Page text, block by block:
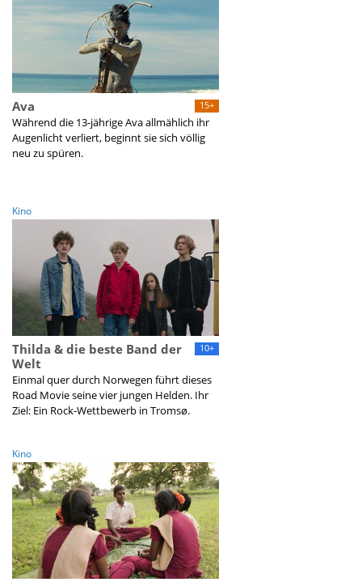
15+
Ava
Während die 13-jährige Ava allmählich ihr
Augenlicht verliert, beginnt sie sich völlig
neu zu spüren.
Kino
10+
Thilda & die beste Band der
Welt
Einmal quer durch Norwegen führt dieses
Road Movie seine vier jungen Helden. Ihr
Ziel: Ein Rock-Wettbewerb in Tromsø.
Kino